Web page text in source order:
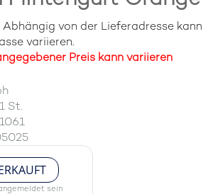
Abhängig von der Lieferadresse kann
variieren.
Preis kann variieren
St.
sein